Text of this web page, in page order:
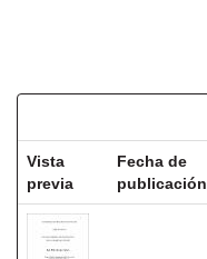
Vista
previa
Fecha de
publicación